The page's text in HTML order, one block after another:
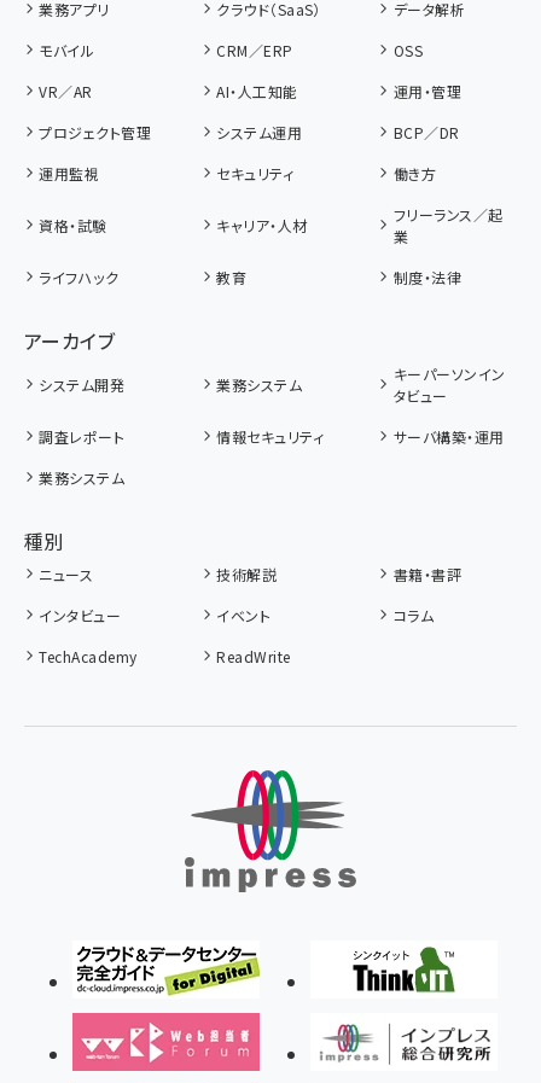
業務アプリ
クラウド（SaaS）
データ解析
モバイル
CRM／ERP
OSS
VR／AR
AI・人工知能
運用・管理
プロジェクト管理
システム運用
BCP／DR
運用監視
セキュリティ 働き方
資格・試験 キャリア・人材
フリーランス／起
業
ライフハック
教育 制度・法律
アーカイブ
システム開発 業務システム
キーパーソンイン
タビュー
調査レポート
情報セキュリティ
サーバ構築・運用
業務システム
種別
ニュース 技術解説
書籍・書評
インタビュー
イベント
コラム
TechAcademy
ReadWrite